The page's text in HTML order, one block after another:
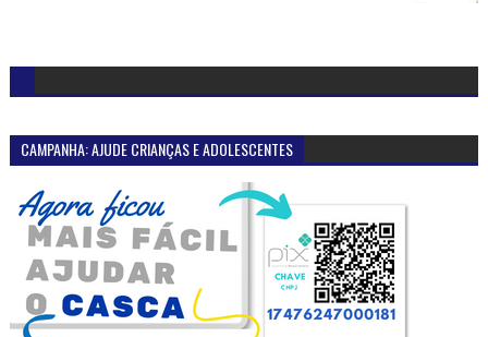
CAMPANHA: AJUDE CRIANÇAS E ADOLESCENTES